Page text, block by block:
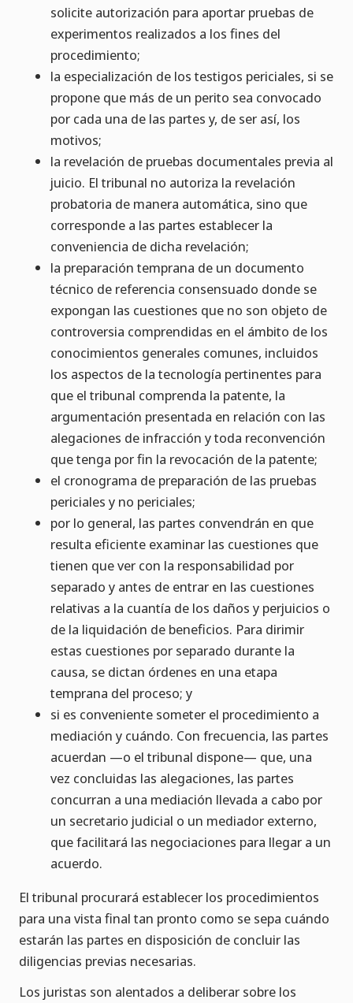
solicite autorización para aportar pruebas de
experimentos realizados a los fines del
procedimiento;
la especialización de los testigos periciales, si se
propone que más de un perito sea convocado
por cada una de las partes y, de ser así, los
motivos;
la revelación de pruebas documentales previa al
juicio. El tribunal no autoriza la revelación
probatoria de manera automática, sino que
corresponde a las partes establecer la
conveniencia de dicha revelación;
la preparación temprana de un documento
técnico de referencia consensuado donde se
expongan las cuestiones que no son objeto de
controversia comprendidas en el ámbito de los
conocimientos generales comunes, incluidos
los aspectos de la tecnología pertinentes para
que el tribunal comprenda la patente, la
argumentación presentada en relación con las
alegaciones de infracción y toda reconvención
que tenga por fin la revocación de la patente;
el cronograma de preparación de las pruebas
periciales y no periciales;
por lo general, las partes convendrán en que
resulta eficiente examinar las cuestiones que
tienen que ver con la responsabilidad por
separado y antes de entrar en las cuestiones
relativas a la cuantía de los daños y perjuicios o
de la liquidación de beneficios. Para dirimir
estas cuestiones por separado durante la
causa, se dictan órdenes en una etapa
temprana del proceso; y
si es conveniente someter el procedimiento a
mediación y cuándo. Con frecuencia, las partes
acuerdan —o el tribunal dispone— que, una
vez concluidas las alegaciones, las partes
concurran a una mediación llevada a cabo por
un secretario judicial o un mediador externo,
que facilitará las negociaciones para llegar a un
acuerdo.
El tribunal procurará establecer los procedimientos
para una vista final tan pronto como se sepa cuándo
estarán las partes en disposición de concluir las
diligencias previas necesarias.
Los juristas son alentados a deliberar sobre los